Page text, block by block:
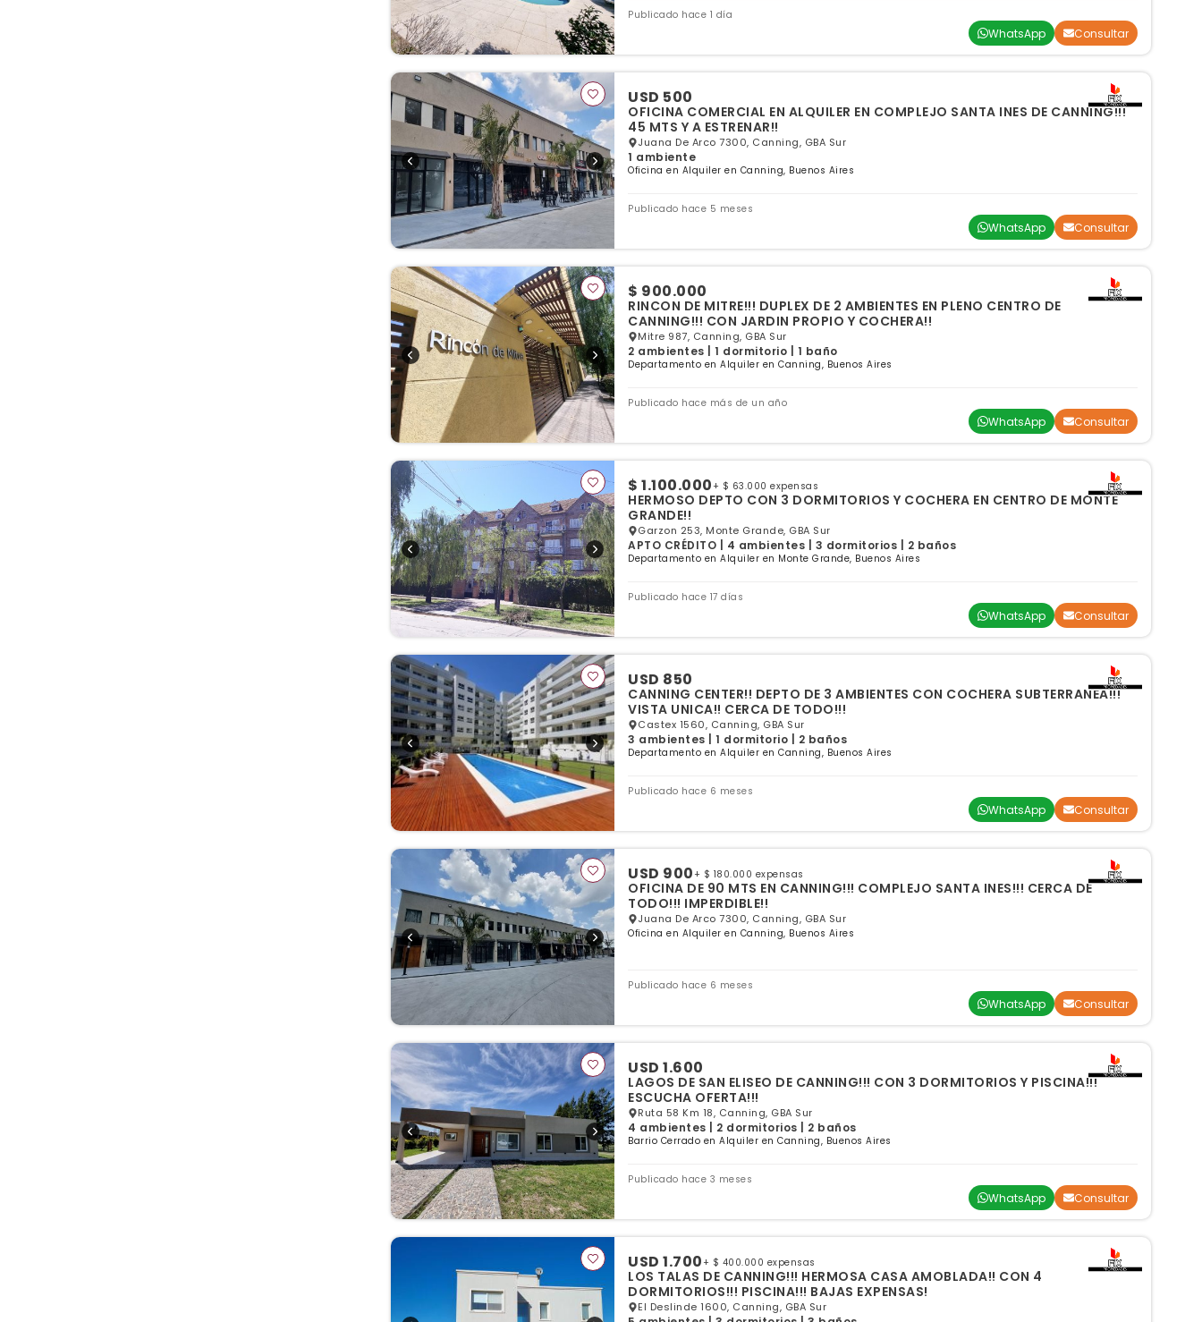
Publicado hace 1 día
WhatsApp Consultar
USD 500
OFICINA COMERCIAL EN ALQUILER EN COMPLEJO SANTA INES DE CANNING!!!
45 MTS Y A ESTRENAR!!
Juana De Arco 7300, Canning, GBA Sur
1 ambiente
Oficina en Alquiler en Canning, Buenos Aires
Publicado hace 5 meses
WhatsApp Consultar
$ 900.000
RINCON DE MITRE!!! DUPLEX DE 2 AMBIENTES EN PLENO CENTRO DE
CANNING!!! CON JARDIN PROPIO Y COCHERA!!
Mitre 987, Canning, GBA Sur
2 ambientes | 1 dormitorio | 1 baño
Departamento en Alquiler en Canning, Buenos Aires
Publicado hace más de un año
WhatsApp Consultar
$ 1.100.000 + $ 63.000 expensas
HERMOSO DEPTO CON 3 DORMITORIOS Y COCHERA EN CENTRO DE MONTE
GRANDE!!
Garzon 253, Monte Grande, GBA Sur
APTO CRÉDITO | 4 ambientes | 3 dormitorios | 2 baños
Departamento en Alquiler en Monte Grande, Buenos Aires
Publicado hace 17 días
WhatsApp Consultar
USD 850
CANNING CENTER!! DEPTO DE 3 AMBIENTES CON COCHERA SUBTERRANEA!!!
VISTA UNICA!! CERCA DE TODO!!!
Castex 1560, Canning, GBA Sur
3 ambientes | 1 dormitorio | 2 baños
Departamento en Alquiler en Canning, Buenos Aires
Publicado hace 6 meses
WhatsApp Consultar
USD 900 + $ 180.000 expensas
OFICINA DE 90 MTS EN CANNING!!! COMPLEJO SANTA INES!!! CERCA DE
TODO!!! IMPERDIBLE!!
Juana De Arco 7300, Canning, GBA Sur
Oficina en Alquiler en Canning, Buenos Aires
Publicado hace 6 meses
WhatsApp Consultar
USD 1.600
LAGOS DE SAN ELISEO DE CANNING!!! CON 3 DORMITORIOS Y PISCINA!!!
ESCUCHA OFERTA!!!
Ruta 58 Km 18, Canning, GBA Sur
4 ambientes | 2 dormitorios | 2 baños
Barrio Cerrado en Alquiler en Canning, Buenos Aires
Publicado hace 3 meses
WhatsApp Consultar
USD 1.700 + $ 400.000 expensas
LOS TALAS DE CANNING!!! HERMOSA CASA AMOBLADA!! CON 4
DORMITORIOS!!! PISCINA!!! BAJAS EXPENSAS!
El Deslinde 1600, Canning, GBA Sur